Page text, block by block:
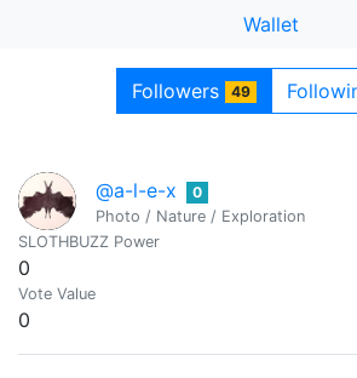
Wallet
Followers 49
@a-l-e-x
0
Photo / Nature / Exploration
SLOTHBUZZ Power
0
Vote Value
0